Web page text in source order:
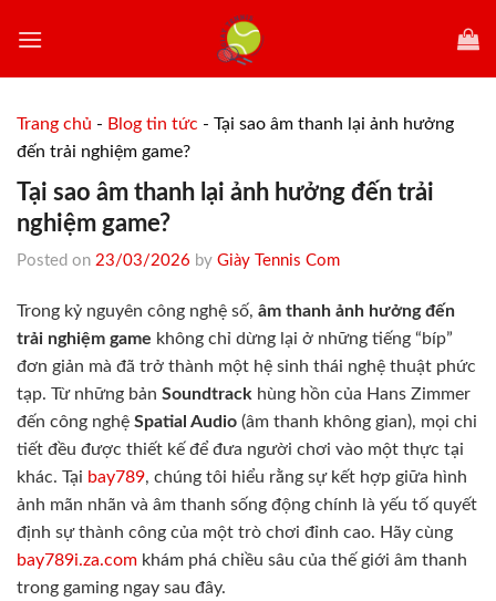
Trang chủ - Blog tin tức - Tại sao âm thanh lại ảnh hưởng
đến trải nghiệm game?
Tại sao âm thanh lại ảnh hưởng đến trải
nghiệm game?
Posted on 23/03/2026 by Giày Tennis Com
Trong kỷ nguyên công nghệ số, âm thanh ảnh hưởng đến
trải nghiệm game không chỉ dừng lại ở những tiếng “bíp”
đơn giản mà đã trở thành một hệ sinh thái nghệ thuật phức
tạp. Từ những bản Soundtrack hùng hồn của Hans Zimmer
đến công nghệ Spatial Audio (âm thanh không gian), mọi chi
tiết đều được thiết kế để đưa người chơi vào một thực tại
khác. Tại bay789, chúng tôi hiểu rằng sự kết hợp giữa hình
ảnh mãn nhãn và âm thanh sống động chính là yếu tố quyết
định sự thành công của một trò chơi đỉnh cao. Hãy cùng
bay789i.za.com khám phá chiều sâu của thế giới âm thanh
trong gaming ngay sau đây.